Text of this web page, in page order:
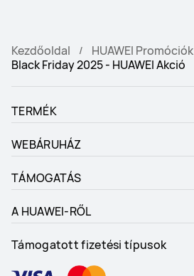
Kezdőoldal
HUAWEI Promóciók
Black Friday 2025 - HUAWEI Akció
TERMÉK
WEBÁRUHÁZ
TÁMOGATÁS
A HUAWEI-RŐL
Támogatott fizetési típusok